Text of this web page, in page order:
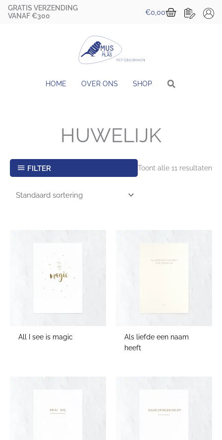
naar
GRATIS VERZENDING
VANAF €300
€0,00
HOME OVER ONS SHOP
HUWELIJK
FILTER Toont alle 11 resultaten
All I see is magic
Als liefde een naam
heeft